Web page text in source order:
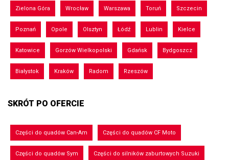
Zielona Góra Wrocław Warszawa Toruń Szczecin
Poznań Opole Olsztyn Łódź Lublin Kielce
Katowice Gorzów Wielkopolski Gdańsk Bydgoszcz
Białystok Kraków Radom Rzeszów
SKRÓT PO OFERCIE
Części do quadów Can-Am Części do quadów CF Moto
Części do quadów Sym Części do silników zaburtowych Suzuki